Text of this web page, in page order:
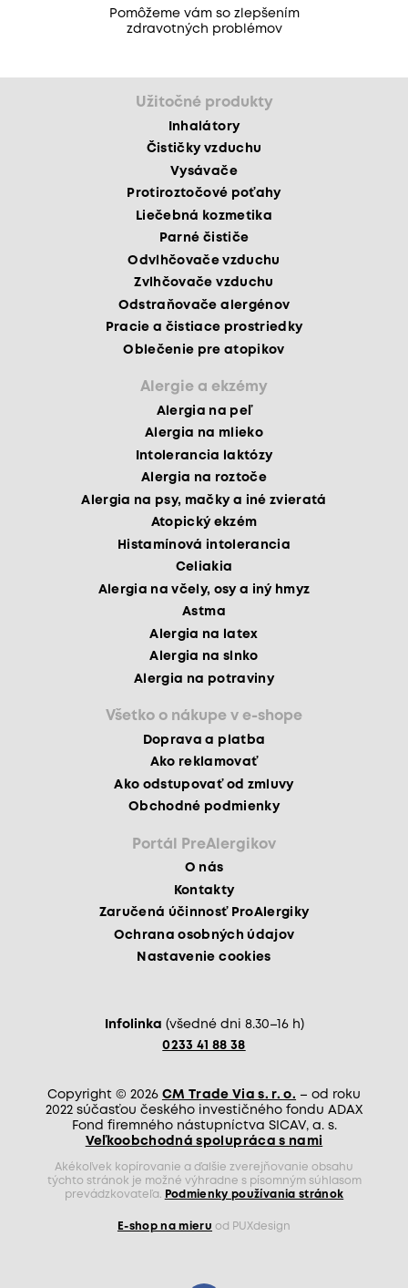
Pomôžeme vám so zlepšením
zdravotných problémov
Užitočné produkty
Inhalátory
Čističky vzduchu
Vysávače
Protiroztočové poťahy
Liečebná kozmetika
Parné čističe
Odvlhčovače vzduchu
Zvlhčovače vzduchu
Odstraňovače alergénov
Pracie a čistiace prostriedky
Oblečenie pre atopikov
Alergie a ekzémy
Alergia na peľ
Alergia na mlieko
Intolerancia laktózy
Alergia na roztoče
Alergia na psy, mačky a iné zvieratá
Atopický ekzém
Histamínová intolerancia
Celiakia
Alergia na včely, osy a iný hmyz
Astma
Alergia na latex
Alergia na slnko
Alergia na potraviny
Všetko o nákupe v e-shope
Doprava a platba
Ako reklamovať
Ako odstupovať od zmluvy
Obchodné podmienky
Portál PreAlergikov
O nás
Kontakty
Zaručená účinnosť ProAlergiky
Ochrana osobných údajov
Nastavenie cookies
Infolinka (všedné dni 8.30–16 h)
0233 41 88 38
Copyright © 2026 CM Trade Via s. r. o. – od roku
2022 súčasťou českého investičného fondu ADAX
Fond firemného nástupníctva SICAV, a. s.
Veľkoobchodná spolupráca s nami
Akékoľvek kopírovanie a ďalšie zverejňovanie obsahu
týchto stránok je možné výhradne s písomným súhlasom
prevádzkovateľa.
Podmienky používania stránok
E-shop na mieru od PUXdesign